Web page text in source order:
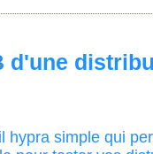
d'une
hypra simple qui